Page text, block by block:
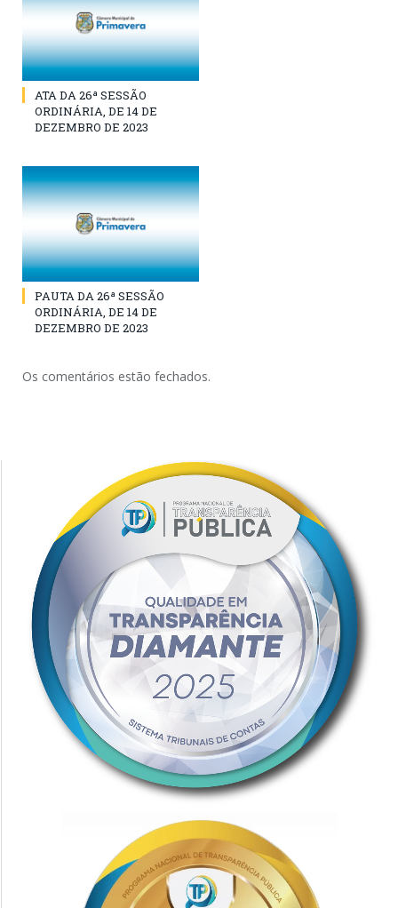
ATA DA 26ª SESSÃO
ORDINÁRIA, DE 14 DE
DEZEMBRO DE 2023
PAUTA DA 26ª SESSÃO
ORDINÁRIA, DE 14 DE
DEZEMBRO DE 2023
Os comentários estão fechados.